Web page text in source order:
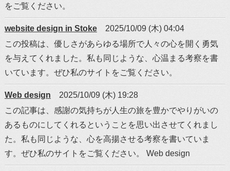
をご覧ください。
website design in Stoke
2025/10/09 (木) 04:04
この投稿は、優しさがあらゆる場所で人々の心を開く勇気
を与えてくれました。私も同じような、心温まる考察を書
いています。ぜひ私のサイトをご覧ください。
Web design
2025/10/09 (木) 19:28
この記事は、感謝の気持ちが人生の旅を豊かでやりがいの
あるものにしてくれるということを思い出させてくれまし
た。私も同じような、心を高揚させる考察を書いていま
す。ぜひ私のサイトをご覧ください。 Web design